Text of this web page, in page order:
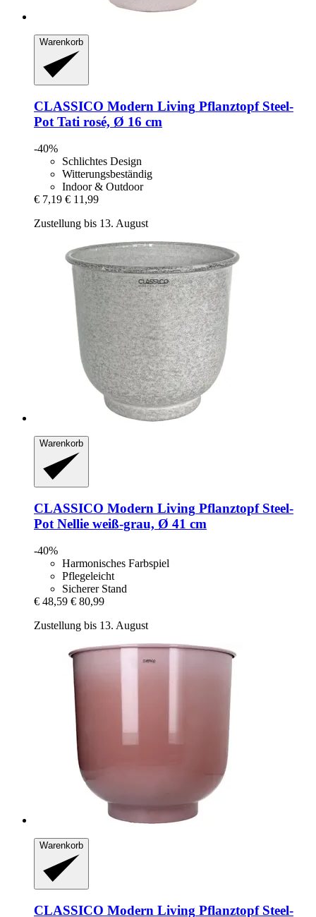
Warenkorb
CLASSICO Modern Living Pflanztopf Steel-​
Pot Tati rosé, Ø 16 cm
-40%
Schlichtes Design
Witterungsbeständig
Indoor & Outdoor
€ 7,19 € 11,99
Zustellung bis 13. August
Warenkorb
CLASSICO Modern Living Pflanztopf Steel-​
Pot Nellie weiß-​grau, Ø 41 cm
-40%
Harmonisches Farbspiel
Pflegeleicht
Sicherer Stand
€ 48,59 € 80,99
Zustellung bis 13. August
Warenkorb
CLASSICO Modern Living Pflanztopf Steel-​